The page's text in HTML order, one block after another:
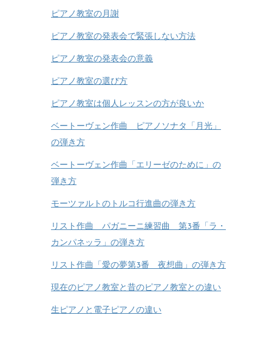
ピアノ教室の月謝
ピアノ教室の発表会で緊張しない方法
ピアノ教室の発表会の意義
ピアノ教室の選び方
ピアノ教室は個人レッスンの方が良いか
ベートーヴェン作曲 ピアノソナタ「月光」
の弾き方
ベートーヴェン作曲「エリーゼのために」の
弾き方
モーツァルトのトルコ行進曲の弾き方
リスト作曲 パガニーニ練習曲 第3番「ラ・
カンパネッラ」の弾き方
リスト作曲「愛の夢第3番 夜想曲」の弾き方
現在のピアノ教室と昔のピアノ教室との違い
生ピアノと電子ピアノの違い